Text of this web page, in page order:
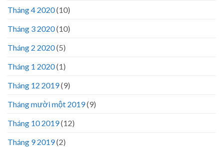
Tháng 4 2020(10)
Tháng 3 2020(10)
Tháng 2 2020(5)
Tháng 1 2020(1)
Tháng 12 2019(9)
Tháng mười một 2019(9)
Tháng 10 2019(12)
Tháng 9 2019(2)